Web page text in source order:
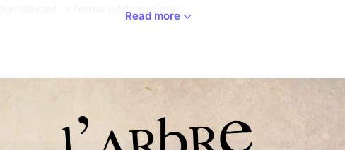
devant la ferme pédagogique
de Nina, il y a une tradition : cacher des livres aux pieds des
donne une sève de meilleure qualité » lui disait sa babcia, sa
Read more